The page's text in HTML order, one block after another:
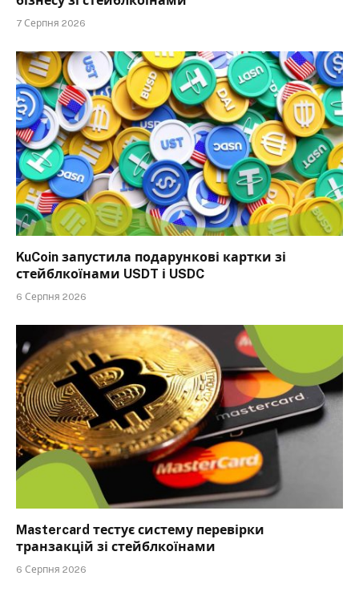
7 Серпня 2026
KuCoin запустила подарункові картки зі
стейблкоїнами USDT і USDC
6 Серпня 2026
Mastercard тестує систему перевірки
транзакцій зі стейблкоїнами
6 Серпня 2026